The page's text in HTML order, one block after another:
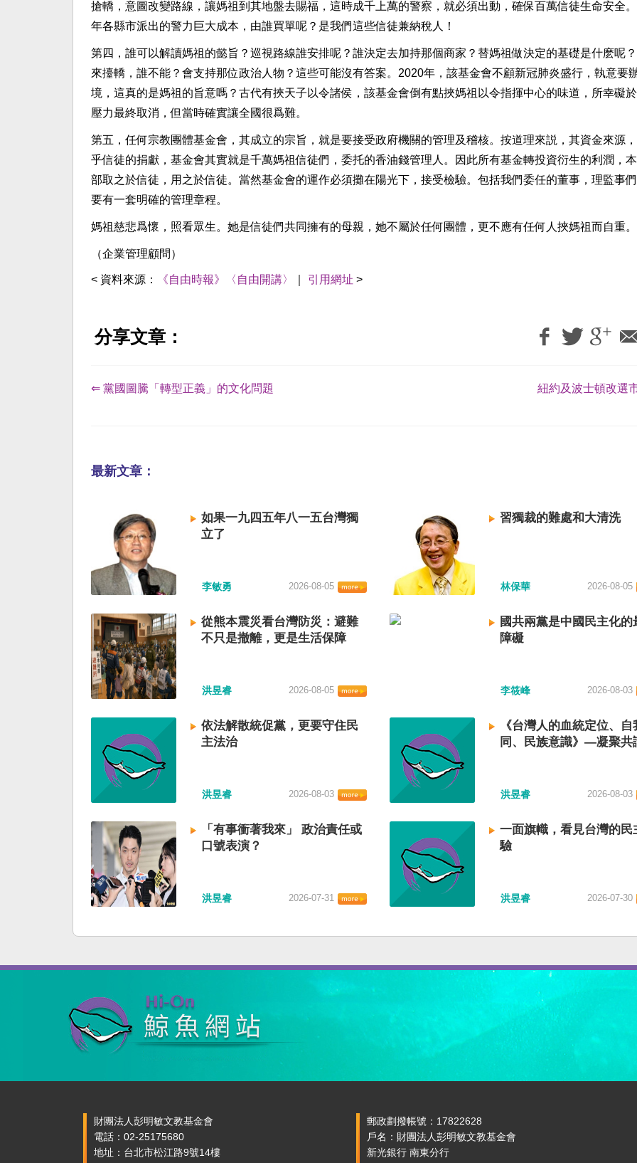
搶轎，意圖改變路線，讓媽祖到其地盤去賜福，這時成千上萬的警察，就必須出動，確保百萬信徒生命安全
年各縣市派出的警力巨大成本，由誰買單呢？是我們這些信徒兼納稅人！
第四，誰可以解讀媽祖的懿旨？巡視路線誰安排呢？誰決定去加持那個商家？替媽祖做決定的基礎是什麽呢
來擡轎，誰不能？會支持那位政治人物？這些可能沒有答案。2020年，該基金會不顧新冠肺炎盛行，執意要
境，這真的是媽祖的旨意嗎？古代有挾天子以令諸侯，該基金會倒有點挾媽祖以令指揮中心的味道，所幸礙
壓力最終取消，但當時確實讓全國很爲難。
第五，任何宗教團體基金會，其成立的宗旨，就是要接受政府機關的管理及稽核。按道理來説，其資金來源
乎信徒的捐獻，基金會其實就是千萬媽祖信徒們，委托的香油錢管理人。因此所有基金轉投資衍生的利潤，
部取之於信徒，用之於信徒。當然基金會的運作必須攤在陽光下，接受檢驗。包括我們委任的董事，理監事
要有一套明確的管理章程。
媽祖慈悲爲懷，照看眾生。她是信徒們共同擁有的母親，她不屬於任何團體，更不應有任何人挾媽祖而自重。
（企業管理顧問）
< 資料來源： 《自由時報》〈自由開講〉 引用網址 >
分享文章：
⇐ 黨國圖騰「轉型正義」的文化問題 紐約及波士頓改選
最新文章：
如果一九四五年八一五台灣獨
立了
李敏勇 2026-08-05
習獨裁的難處和大清洗
林保華 2026-08-05
從熊本震災看台灣防災：避難
不只是撤離，更是生活保障
洪昱睿 2026-08-05
國共兩黨是中國民主化的
障礙
李筱峰 2026-08-03
依法解散統促黨，更要守住民
主法治
洪昱睿 2026-08-03
《台灣人的血統定位、自
同、民族意識》—凝聚共
洪昱睿 2026-08-03
「有事衝著我來」 政治責任或
口號表演？
洪昱睿 2026-07-31
一面旗幟，看見台灣的民
驗
洪昱睿 2026-07-30
財團法人彭明敏文教基金會
電話：02-25175680
地址：台北市松江路9號14樓
郵政劃撥帳號：17822628
戶名：財團法人彭明敏文教基金會
新光銀行 南東分行